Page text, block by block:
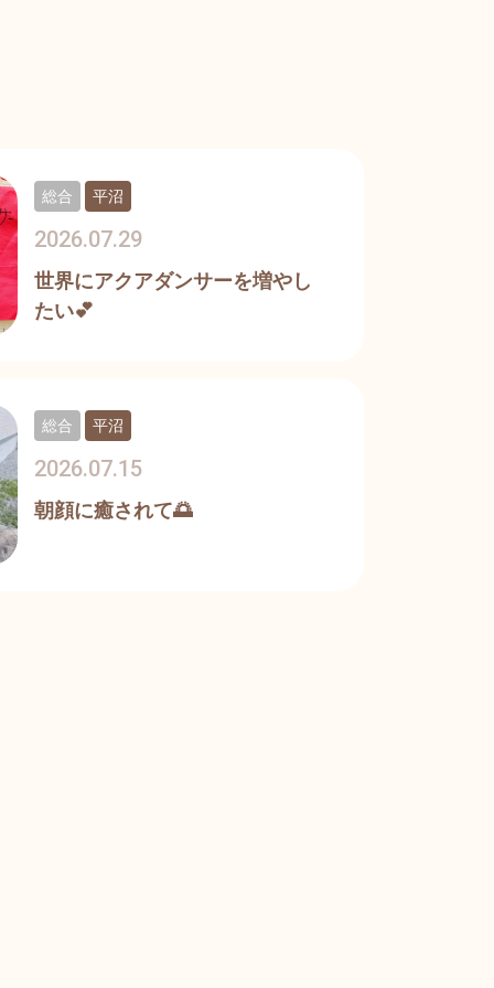
世界にアクアダンサーを増やし
たい💕
2026.07.29
総合 平沼
朝顔に癒されて🌅
2026.07.15
総合 平沼